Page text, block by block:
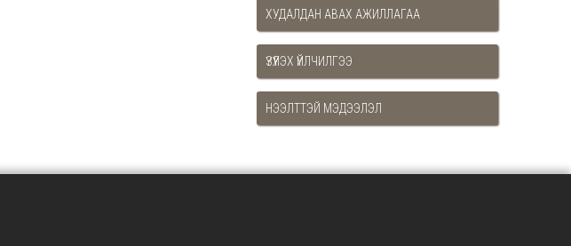
ХУДАЛДАН АВАХ АЖИЛЛАГАА
ҮЗҮҮЛЭХ ҮЙЛЧИЛГЭЭ
НЭЭЛТТЭЙ МЭДЭЭЛЭЛ